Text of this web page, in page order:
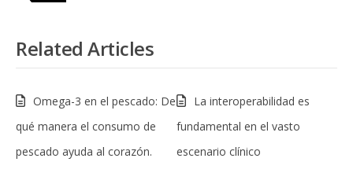
Related Articles
Omega-3 en el pescado: De
qué manera el consumo de
pescado ayuda al corazón.
La interoperabilidad es
fundamental en el vasto
escenario clínico